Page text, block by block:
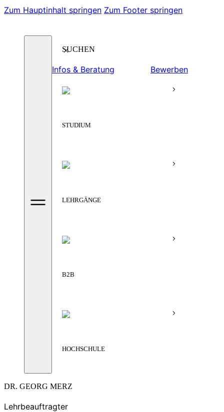
Zum Hauptinhalt springen Zum Footer springen
Suchen
Infos & Beratung
Bewerben
STUDIUM
LEHRGÄNGE
B2B
HOCHSCHULE
DR. GEORG MERZ
Lehrbeauftragter